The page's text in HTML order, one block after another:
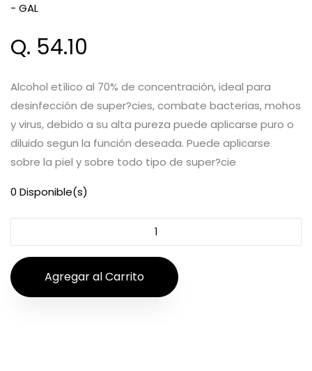
- GAL
Q. 54.10
Alcohol etílico al 70% de concentración, ideal para
desinfección de super?cies, combate bacterias, mohos
y virus, debido a su alta pureza puede aplicarse puro o
diluido segun la función deseada. Puede aplicarse
sobre la piel y sobre todo tipo de super?cie
0 Disponible(s)